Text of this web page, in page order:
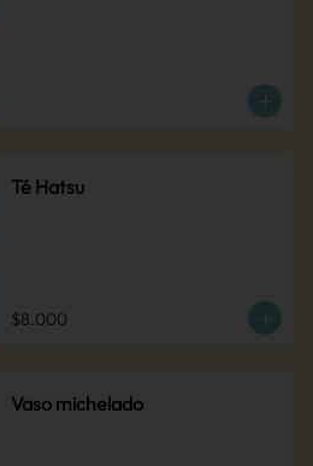
Té Hatsu
$8.000
Vaso michelado